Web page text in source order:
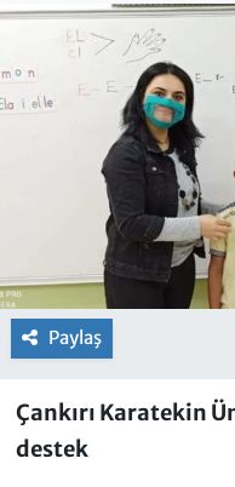
Paylaş
Çankırı Karatekin
destek
Haber Arşivi